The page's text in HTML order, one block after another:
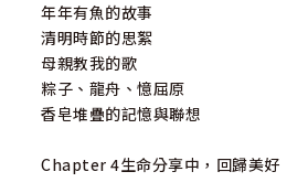
年年有魚的故事
清明時節的思絮
母親教我的歌
粽子、龍舟、憶屈原
香皂堆疊的記憶與聯想
Chapter 4生命分享中，回歸美好